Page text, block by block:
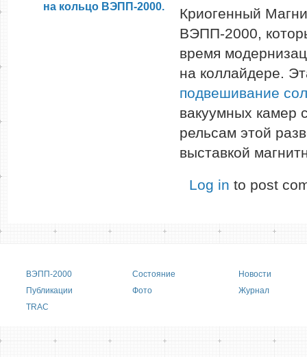
на кольцо ВЭПП-2000.
Криогенный
ВЭПП-2000,
время
на коллайдере.
подвешивание
вакуумных камер
рельсам этой
выставкой
Log in to post
Main menu
ВЭПП-2000 Состояние
Новости
Публикации
Фото
Журнал
TRAC